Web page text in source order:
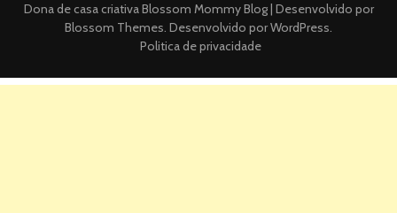
Dona de casa criativaBlossom Mommy Blog | Desenvolvido por
Blossom Themes. Desenvolvido porWordPress.
Politica de privacidade